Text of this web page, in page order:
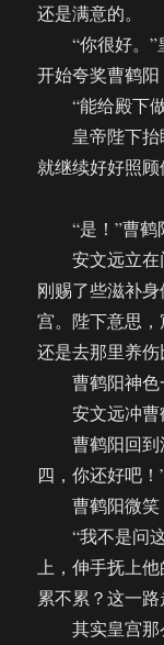
还是满意的。
“你很好。”
开始夸奖曹鹤
“能给殿下做
皇帝陛下抬
就继续好好照顾
“是！”曹鹤
安文远立在
刚赐了些滋补
宫。陛下意思
还是去那里养
曹鹤阳神色
安文远冲曹
曹鹤阳回到
四，你还好吧！
曹鹤阳微笑
“我不是问这
上，伸手抚上他
累不累？这一
其实皇宫那